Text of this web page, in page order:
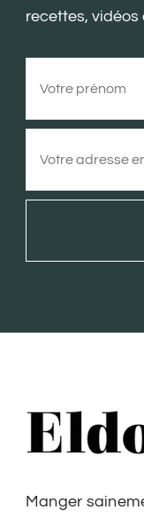
recettes, vidéos
Manger